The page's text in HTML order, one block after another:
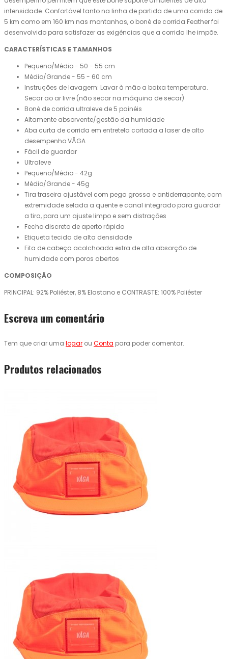
intensidade. Confortável tanto na linha de partida de uma corrida de
5 km como em 160 km nas montanhas, o boné de corrida Feather foi
desenvolvido para satisfazer as exigências que a corrida lhe impõe.
CARACTERÍSTICAS E TAMANHOS
Pequeno/Médio - 50 - 55 cm
Médio/Grande - 55 - 60 cm
Instruções de lavagem: Lavar à mão a baixa temperatura.
Secar ao ar livre (não secar na máquina de secar)
Boné de corrida ultraleve de 5 painéis
Altamente absorvente/gestão da humidade
Aba curta de corrida em entretela cortada a laser de alto
desempenho VÅGA
Fácil de guardar
Ultraleve
Pequeno/Médio - 42g
Médio/Grande - 45g
Tira traseira ajustável com pega grossa e antiderrapante, com
extremidade selada a quente e canal integrado para guardar
a tira, para um ajuste limpo e sem distrações
Fecho discreto de aperto rápido
Etiqueta tecida de alta densidade
Fita de cabeça acolchoada extra de alta absorção de
humidade com poros abertos
COMPOSIÇÃO
PRINCIPAL: 92% Poliéster, 8% Elastano e CONTRASTE: 100% Poliéster
Escreva um comentário
Tem que criar uma logar ou Conta para poder comentar.
Produtos relacionados